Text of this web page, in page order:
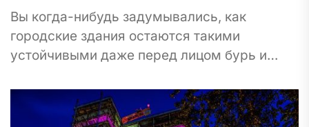
Вы когда-нибудь задумывались, как
городские здания остаются такими
устойчивыми даже перед лицом бурь и
строителей, а плановая мастерская